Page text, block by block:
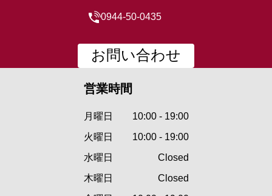
0944-50-0435
お問い合わせ
営業時間
月曜日
10:00 - 19:00
火曜日
10:00 - 19:00
水曜日
Closed
木曜日
Closed